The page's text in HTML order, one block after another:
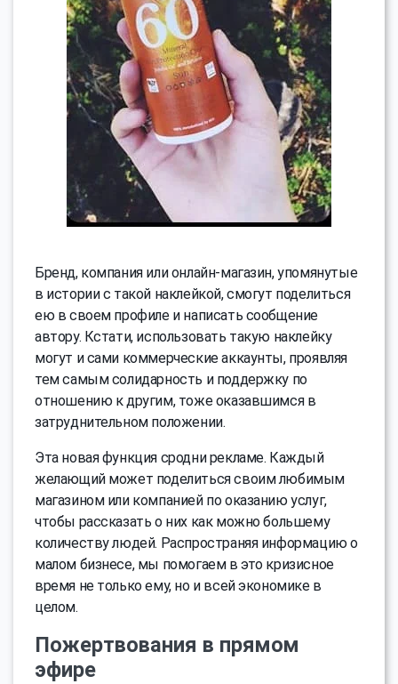
Бренд, компания или онлайн-магазин, упомянутые
в истории с такой наклейкой, смогут поделиться
ею в своем профиле и написать сообщение
автору. Кстати, использовать такую наклейку
могут и сами коммерческие аккаунты, проявляя
тем самым солидарность и поддержку по
отношению к другим, тоже оказавшимся в
затруднительном положении.
Эта новая функция сродни рекламе. Каждый
желающий может поделиться своим любимым
магазином или компанией по оказанию услуг,
чтобы рассказать о них как можно большему
количеству людей. Распространяя информацию о
малом бизнесе, мы помогаем в это кризисное
время не только ему, но и всей экономике в
целом.
Пожертвования в прямом
эфире